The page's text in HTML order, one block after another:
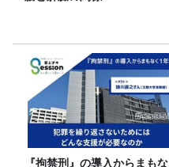
『拘禁刑』の導入からまもな